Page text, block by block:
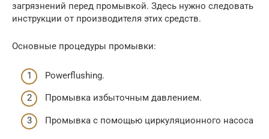
загрязнений перед промывкой. Здесь нужно следовать
инструкции от производителя этих средств.
Основные процедуры промывки:
Powerflushing.
Промывка избыточным давлением.
Промывка с помощью циркуляционного насоса